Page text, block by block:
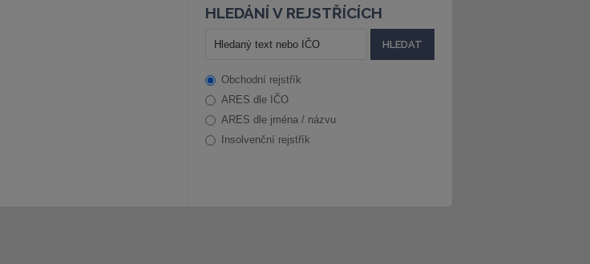
HLEDÁNÍ V REJSTŘÍCÍCH
Obchodní rejstřík
ARES dle IČO
ARES dle jména / názvu
Insolvenční rejstřík